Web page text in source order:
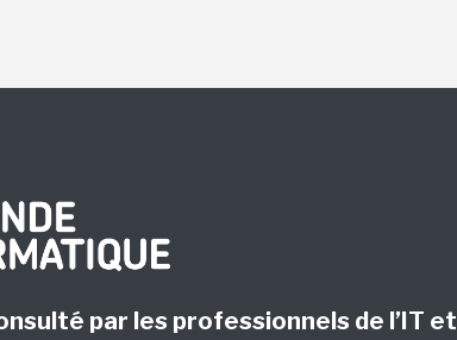
par les professionnels de l’IT et